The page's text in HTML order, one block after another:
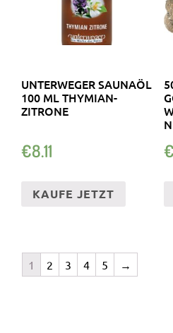
UNTERWEGER SAUNAÖL
100 ML THYMIAN-
ZITRONE
€8.11
KAUFE JETZT
€
1 2 3 4 5 →